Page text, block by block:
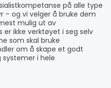
på alle type
– og vi velger å bruke dem
mulig ut av
er ikke verktøyet i seg selv
som skal bruke
om å skape et godt
systemer i hele